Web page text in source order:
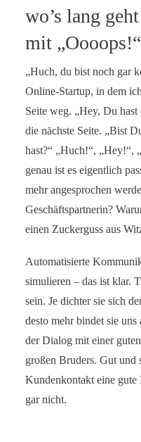
wo’s lang
mit
„Huch, du bist noch gar
Online-Startup, in dem
Seite weg. „Hey, Du
die nächste Seite. „Bist
hast?“ „Huch!“, „Hey!“,
genau ist es eigentlich
mehr angesprochen
Geschäftspartnerin?
einen Zuckerguss aus
Automatisierte
simulieren – das ist klar.
sein. Je dichter sie sich
desto mehr bindet sie
der Dialog mit einer
großen Bruders. Gut und
Kundenkontakt eine
gar nicht.